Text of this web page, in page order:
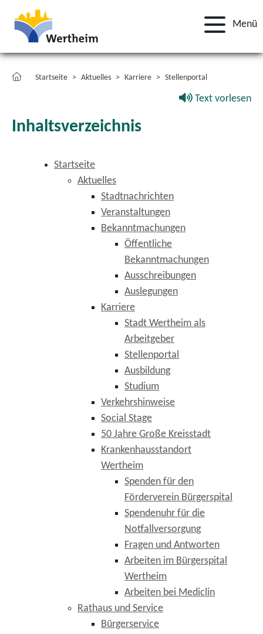
Menü
Startseite Aktuelles Karriere Stellenportal
Text vorlesen
Inhaltsverzeichnis
Startseite
Aktuelles
Stadtnachrichten
Veranstaltungen
Bekanntmachungen
Öffentliche
Bekanntmachungen
Ausschreibungen
Auslegungen
Karriere
Stadt Wertheim als
Arbeitgeber
Stellenportal
Ausbildung
Studium
Verkehrshinweise
Social Stage
50 Jahre Große Kreisstadt
Krankenhausstandort
Wertheim
Spenden für den
Förderverein Bürgerspital
Spendenuhr für die
Notfallversorgung
Fragen und Antworten
Arbeiten im Bürgerspital
Wertheim
Arbeiten bei Mediclin
Rathaus und Service
Bürgerservice